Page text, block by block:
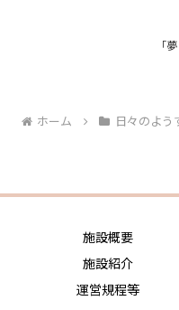
「
ホーム 日々のよう
施設概要
施設紹介
運営規程等